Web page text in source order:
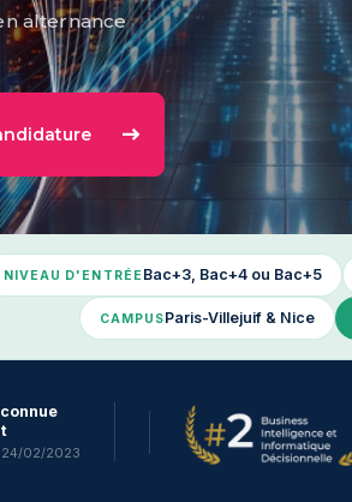
alternance
NIVEAU D'ENTRÉE Bac+3, Bac+4 ou Bac+5
CAMPUSParis-Villejuif & Nice
02/2023